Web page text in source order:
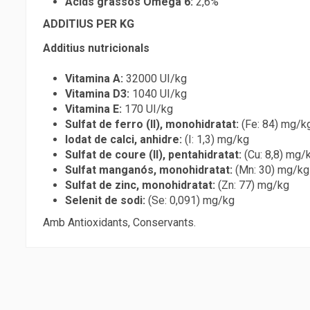
ADDITIUS PER KG
Additius nutricionals
Vitamina A: 32000 UI/kg
Vitamina D3: 1040 UI/kg
Vitamina E: 170 UI/kg
Sulfat de ferro (II), monohidratat: (Fe: 84) mg/
Iodat de calci, anhidre: (I: 1,3) mg/kg
Sulfat de coure (II), pentahidratat: (Cu: 8,8) mg/
Sulfat manganós, monohidratat: (Mn: 30) mg/kg
Sulfat de zinc, monohidratat: (Zn: 77) mg/kg
Selenit de sodi: (Se: 0,091) mg/kg
Amb Antioxidants, Conservants.